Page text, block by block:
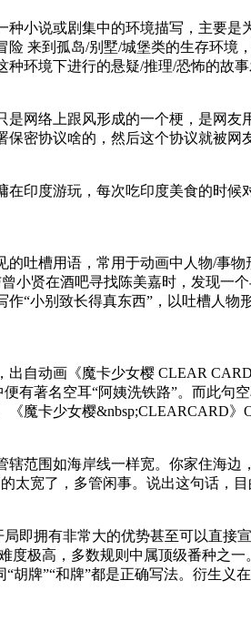
小说或剧集中的环境描写，主要
来到孤岛/别墅/城堡类的生存环
环境下进行的悬疑/推理/恐怖的故
网络上跟风形成的一个梗，是网
密协议啥的，然后这个协议就被网
印‌‌‌‌‌‌‌‌‌度游‌‌‌‌‌‌‌‌‌玩，每次吃印‌‌‌‌‌‌‌‌‌度美食的‌‌‌‌‌‌‌‌‌时
吐槽用语，常用于动画中人物/事
小贤在酒吧寻找陈美嘉时，发现一
“小别致长得真东西”，以吐槽人
自动画《魔卡少女樱 CLEAR
有著名空耳“阿姨洗铁路”。而此
魔卡少女樱&nbsp;CLEARCARD》
范围如海岸线一样宽。你家住海
太宽了，多管闲事。说出这句话，
即拥有非常大的优势甚至可以直
度极高，多数规则中属顶级番种之
胡牌”“和牌”都是正确写法。衍生